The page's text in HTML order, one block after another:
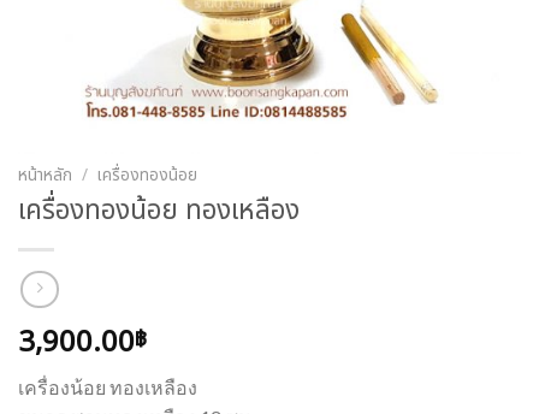
หน้าหลัก / เครื่องทองน้อย
เครื่องทองน้อย ทองเหลือง
3,900.00฿
เครื่องน้อย ทองเหลือง